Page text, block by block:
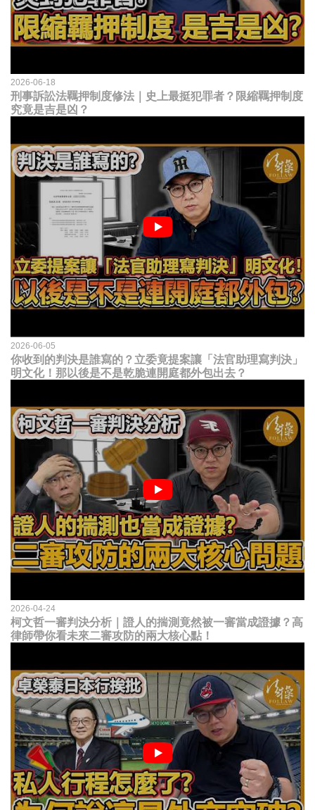
2026-06-18
刑事訴訟法羈押制度修法｜史上最挺犯罪者？限縮羈押制度
究竟是吉是凶？
2026-06-05
你收到的判決是誰寫的？立委竟提案讓「法官助理寫判決」
明文化！那以後是不是乾脆連開庭都外包出去？
2026-04-24
柯文哲一審判決分析｜證人的揣測竟然被一審當成證據？高
律師帶你看未來二審攻防的兩大核心點！